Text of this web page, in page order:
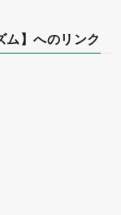
ム】へのリンク